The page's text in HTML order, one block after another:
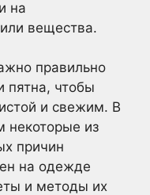
на
вещества.
правильно
пятна, чтобы
и свежим. В
некоторые из
причин
на одежде
и методы их